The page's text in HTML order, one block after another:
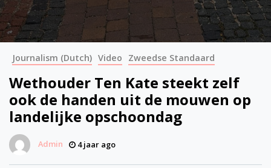
Journalism (Dutch) Video Zweedse Standaard
Wethouder Ten Kate steekt zelf
ook de handen uit de mouwen op
landelijke opschoondag
Admin 4 jaar ago